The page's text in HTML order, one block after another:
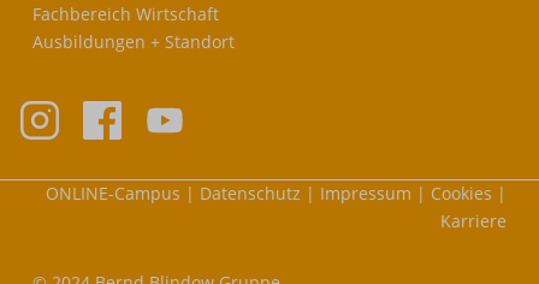
Fachbereich Wirtschaft
Ausbildungen + Standort
Meta-
ONLINE-Campus Datenschutz Impressum
Cookies
Karriere